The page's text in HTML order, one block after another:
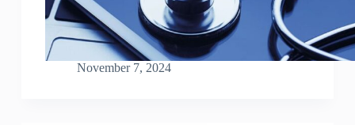
November 7, 2024